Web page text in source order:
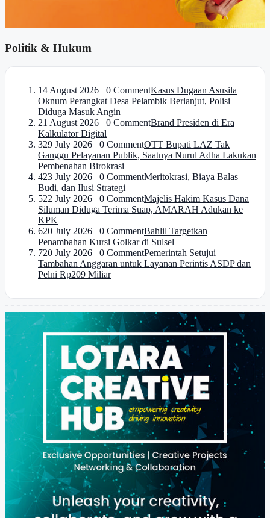
Politik & Hukum
14 August 2026 0 CommentKasus Dugaan Asusila
Oknum Perangkat Desa Pelambik Berlanjut, Polisi
Diduga Masuk Angin
21 August 2026 0 CommentBrand Presiden di Era
Kalkulator Digital
329 July 2026 0 CommentOTT Bupati LAZ Tak
Ganggu Pelayanan Publik, Saatnya Nurul Adha Lakukan
Pembenahan Birokrasi
423 July 2026 0 CommentMeritokrasi, Biaya Balas
Budi, dan Ilusi Strategi
522 July 2026 0 CommentMajelis Hakim Kasus Dana
Siluman Diduga Terima Suap, AMARAH Adukan ke
KPK
620 July 2026 0 CommentBahlil Targetkan
Penambahan Kursi Golkar di Sulsel
720 July 2026 0 CommentPemerintah Setujui
Tambahan Anggaran untuk Layanan Perintis ASDP dan
Pelni Rp209 Miliar